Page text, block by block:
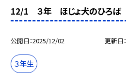
12/1 ３年 ほじょ犬のひろば
公開日 2025/12/02 更新日
３年生